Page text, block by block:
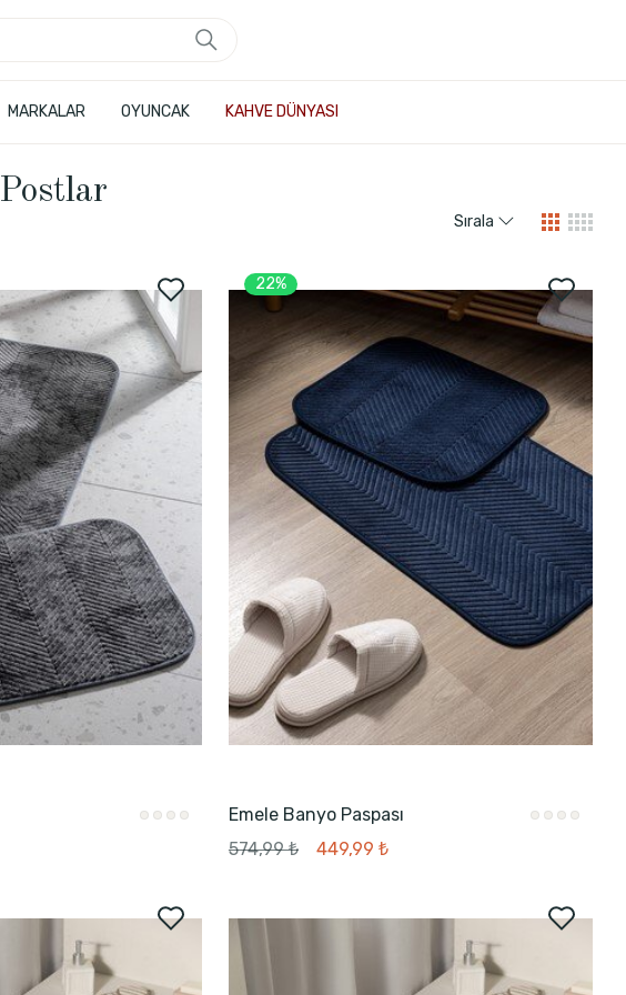
MARKALAR OYUNCAK KAHVE DÜNYASI
Postlar
Sırala
22%
Emele Banyo Paspası
574,99 ₺
449,99 ₺